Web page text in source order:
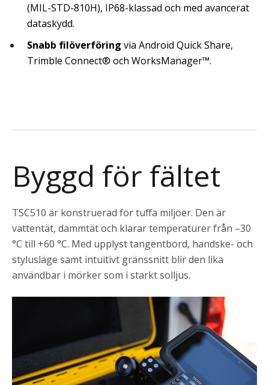
(MIL-STD-810H), IP68-klassad och med avancerat
dataskydd.
Snabb filöverföring via Android Quick Share,
Trimble Connect® och WorksManager™.
Byggd för fältet
TSC510 är konstruerad för tuffa miljöer. Den är
vattentät, dammtät och klarar temperaturer från –30
°C till +60 °C. Med upplyst tangentbord, handske- och
stylusläge samt intuitivt gränssnitt blir den lika
användbar i mörker som i starkt solljus.